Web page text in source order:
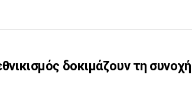
δοκιμάζουν τη συνοχή